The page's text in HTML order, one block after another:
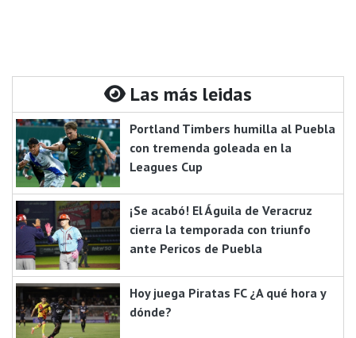
Las más leidas
Portland Timbers humilla al Puebla
con tremenda goleada en la
Leagues Cup
¡Se acabó! El Águila de Veracruz
cierra la temporada con triunfo
ante Pericos de Puebla
Hoy juega Piratas FC ¿A qué hora y
dónde?